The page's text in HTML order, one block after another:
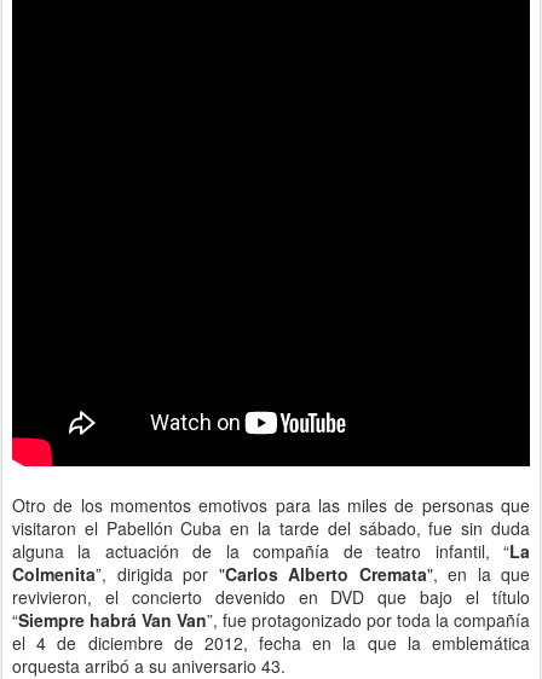
Otro de los momentos emotivos para las miles de personas que
visitaron el Pabellón Cuba en la tarde del sábado, fue sin duda
alguna la actuación de la compañía de teatro infantil, “La
Colmenita”, dirigida por "Carlos Alberto Cremata", en la que
revivieron, el concierto devenido en DVD que bajo el título
“Siempre habrá Van Van”, fue protagonizado por toda la compañía
el 4 de diciembre de 2012, fecha en la que la emblemática
orquesta arribó a su aniversario 43.